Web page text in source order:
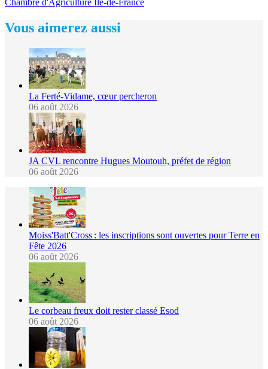
Vous aimerez aussi
La Ferté-Vidame, cœur percheron
06 août 2026
JA CVL rencontre Hugues Moutouh, préfet de région
06 août 2026
Moiss'Batt'Cross : les inscriptions sont ouvertes pour Terre en
Fête 2026
06 août 2026
Le corbeau freux doit rester classé Esod
06 août 2026